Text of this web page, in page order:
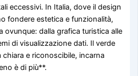
eccessivi. In Italia, dove il design
fondere estetica e funzionalità,
ovunque: dalla grafica turistica alle
di visualizzazione dati. Il verde
chiara e riconoscibile, incarna
è di più**.